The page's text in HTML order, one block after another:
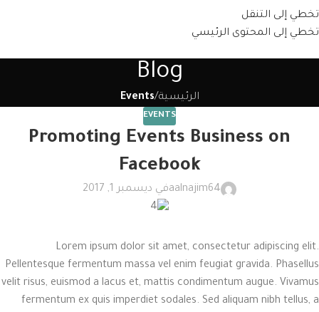
تخطي إلى التنقل
تخطي إلى المحتوى الرئيسي
Blog
الرئيسية/
Events
EVENTS
Promoting Events Business on
Facebook
aalnajim64في ديسمبر 1, 2017
Lorem ipsum dolor sit amet, consectetur adipiscing elit.
Pellentesque fermentum massa vel enim feugiat gravida. Phasellus
velit risus, euismod a lacus et, mattis condimentum augue. Vivamus
fermentum ex quis imperdiet sodales. Sed aliquam nibh tellus, a